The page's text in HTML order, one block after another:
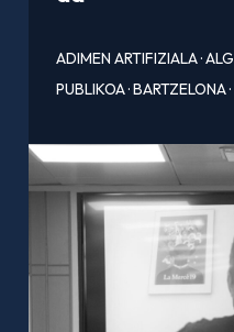
ADIMEN ARTIFIZIALA·
PUBLIKOA·BARTZELONA·